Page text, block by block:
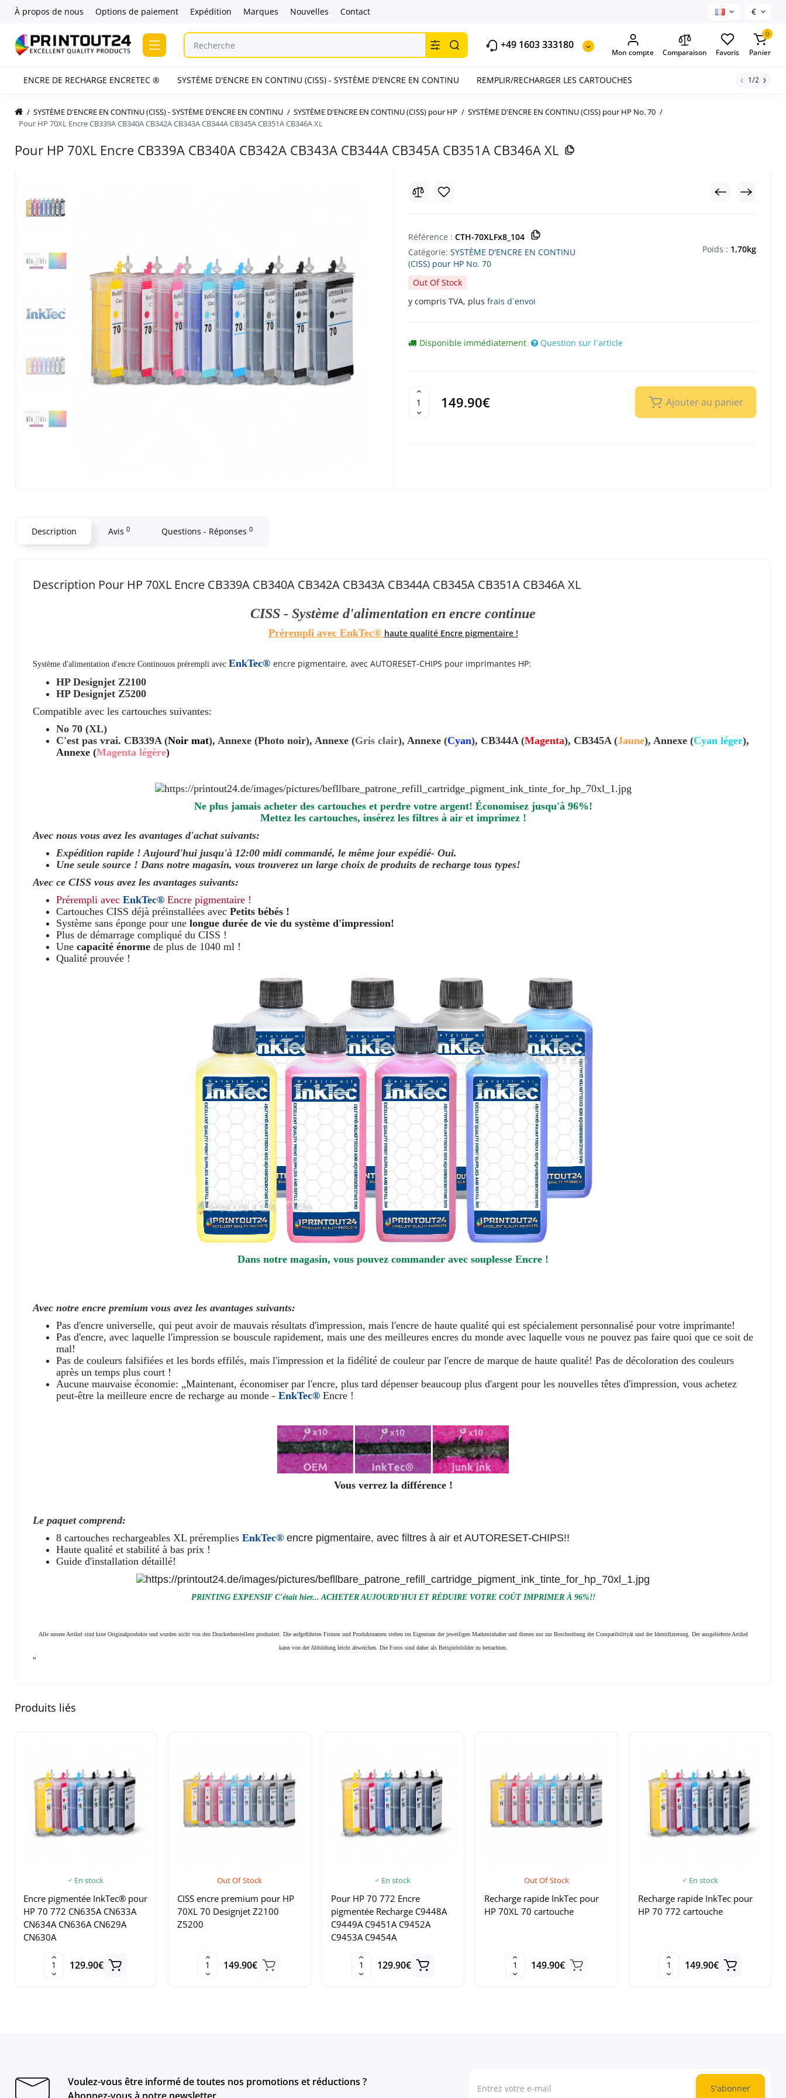
À propos de nous Options de paiement Expédition Marques Nouvelles Contact €
+49 1603 333180
Mon compte Comparaison Favoris
0
Panier
ENCRE DE RECHARGE ENCRETEC ® SYSTÈME D'ENCRE EN CONTINU (CISS) - SYSTÈME D'ENCRE EN CONTINU REMPLIR/RECHARGER LES CARTOUCHES 1/2
SYSTÈME D'ENCRE EN CONTINU (CISS) - SYSTÈME D'ENCRE EN CONTINU SYSTÈME D'ENCRE EN CONTINU (CISS) pour HP
SYSTÈME D'ENCRE EN CONTINU (CISS) pour HP No. 70
Pour HP 70XL Encre CB339A CB340A CB342A CB343A CB344A CB345A CB351A CB346A XL
Pour HP 70XL Encre CB339A CB340A CB342A CB343A CB344A CB345A CB351A CB346A XL
Référence : CTH-70XLFx8_104
Catégorie: SYSTÈME D'ENCRE EN CONTINU
(CISS) pour HP No. 70
Out Of Stock
y compris TVA, plus frais d`envoi
Poids : 1,70kg
Disponible immédiatement Question sur l`article
149.90€ Ajouter au panier
Description Avis 0 Questions - Réponses 0
Description Pour HP 70XL Encre CB339A CB340A CB342A CB343A CB344A CB345A CB351A CB346A XL
CISS - Système d'alimentation en encre continue
Prérempli avec EnkTec® haute qualitéEncre pigmentaire !
Système d'alimentation d'encre Continouos prérempli avec EnkTec® encre pigmentaire, avec AUTORESET-CHIPS pour imprimantes HP:
HP Designjet Z2100
HP Designjet Z5200
Compatible avec les cartouches suivantes:
No 70 (XL)
C'est pas vrai. CB339A(Noir mat), Annexe (Photo noir), Annexe (Gris clair), Annexe (Cyan), CB344A (Magenta), CB345A (Jaune), Annexe (Cyan léger),
Annexe (Magenta légère)
Ne plus jamais acheter des cartouches et perdre votre argent! Économisez jusqu'à 96%!
Mettez les cartouches, insérez les filtres à air et imprimez !
Avec nous vous avez les avantages d'achat suivants:
Expédition rapide ! Aujourd'hui jusqu'à 12:00 midi commandé, le même jour expédié- Oui.
Une seule source ! Dans notre magasin, vous trouverez un large choix de produits de recharge tous types!
Avec ce CISS vous avez les avantages suivants:
Prérempli avec EnkTec® Encre pigmentaire !
Cartouches CISS déjà préinstallées avec Petits bébés !
Système sans éponge pour une longue durée de vie du système d'impression!
Plus de démarrage compliqué du CISS !
Une capacité énorme de plus de 1040 ml !
Qualité prouvée !
Dans notre magasin, vous pouvez commander avec souplesse Encre !
Avec notre encre premium vous avez les avantages suivants:
Pas d'encre universelle, qui peut avoir de mauvais résultats d'impression, mais l'encre de haute qualité qui est spécialement personnalisé pour votre imprimante!
Pas d'encre, avec laquelle l'impression se bouscule rapidement, mais une des meilleures encres du monde avec laquelle vous ne pouvez pas faire quoi que ce soit de
mal!
Pas de couleurs falsifiées et les bords effilés, mais l'impression et la fidélité de couleur par l'encre de marque de haute qualité! Pas de décoloration des couleurs
après un temps plus court !
Aucune mauvaise économie: „Maintenant, économiser par l'encre, plus tard dépenser beaucoup plus d'argent pour les nouvelles têtes d'impression, vous achetez
peut-être la meilleure encre de recharge au monde - EnkTec® Encre !
Vous verrez la différence !
Le paquet comprend:
8 cartouches rechargeables XL préremplies EnkTec® encre pigmentaire, avec filtres à air et AUTORESET-CHIPS!!
Haute qualité et stabilité à bas prix !
Guide d'installation détaillé!
PRINTING EXPENSIF C'était hier... ACHETER AUJOURD'HUI ET RÉDUIRE VOTRE COÛT IMPRIMER À 96%!!
Alle unsere Artikel sind kine Originalprodukte und wurden nicht von den Druckerherstellern produziert. Die aufgeführten Firmen und Produktnamen stehen im Eigentum der jeweiligen Markeninhaber und dienen nur zur Beschreibung der Compatibilityät und der Identifizierung. Der ausgelieferte Artikel
kann von der Abbildung leicht abweichen. Die Fotos sind daher als Beispielsbilder zu betrachten.
"
Produits liés
En stock
Encre pigmentée InkTec® pour
HP 70 772 CN635A CN633A
CN634A CN636A CN629A
CN630A
129.90€
Out Of Stock
CISS encre premium pour HP
70XL 70 Designjet Z2100
Z5200
149.90€
En stock
Pour HP 70 772 Encre
pigmentée Recharge C9448A
C9449A C9451A C9452A
C9453A C9454A
129.90€
Out Of Stock
Recharge rapide InkTec pour
HP 70XL 70 cartouche
149.90€
En stock
Recharge rapide InkTec pour
HP 70 772 cartouche
149.90€
Voulez-vous être informé de toutes nos promotions et réductions ?
S'abonner